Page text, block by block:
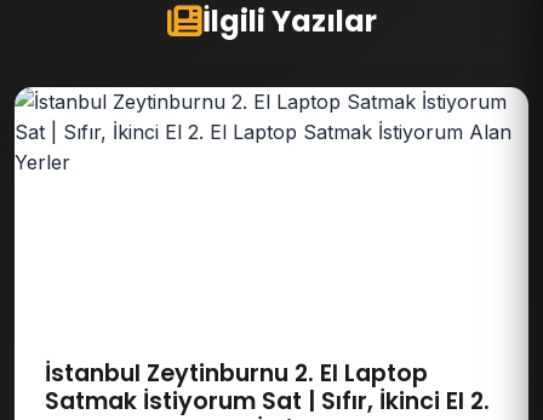
İlgili Yazılar
İstanbul Zeytinburnu 2. El Laptop
Satmak İstiyorum Sat | Sıfır, İkinci El 2.